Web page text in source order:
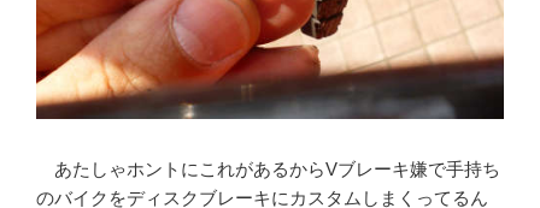
あたしゃホントにこれがあるからVブレーキ嫌で手持ち
のバイクをディスクブレーキにカスタムしまくってるん